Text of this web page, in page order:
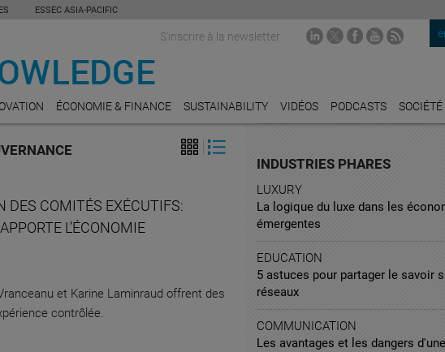
ESSEC ASIA-PACIFIC
S'inscrire à la newsletter
ÉCONOMIE & FINANCE SUSTAINABILITY VIDÉOS PODCASTS SOCIÉTÉ
DES COMITÉS EXÉCUTIFS:
L’ÉCONOMIE
et Karine Laminraud offrent des
contrôlée.
INDUSTRIES PHARES
LUXURY
La logique du luxe dans les
émergentes
EDUCATION
5 astuces pour partager le savoir
réseaux
COMMUNICATION
Les avantages et les dangers d'une